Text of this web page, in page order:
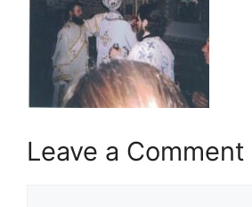
Leave a Comment